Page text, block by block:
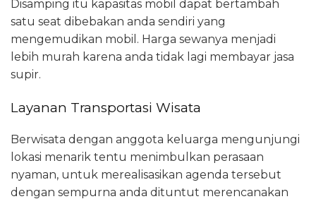
Disamping itu kapasitas mobil dapat bertambah
satu seat dibebakan anda sendiri yang
mengemudikan mobil. Harga sewanya menjadi
lebih murah karena anda tidak lagi membayar jasa
supir.
Layanan Transportasi Wisata
Berwisata dengan anggota keluarga mengunjungi
lokasi menarik tentu menimbulkan perasaan
nyaman, untuk merealisasikan agenda tersebut
dengan sempurna anda dituntut merencanakan